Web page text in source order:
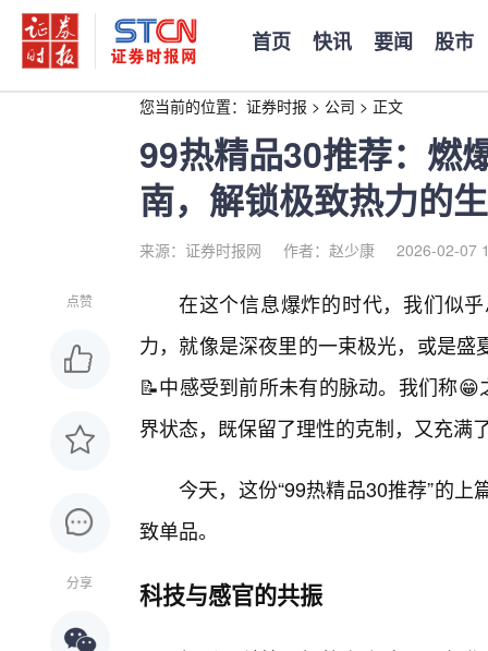
首页 快讯 要闻 股市
您当前的位置： 证券时报 > 公司 > 正文
99热精品30推荐：燃
南，解锁极致热力的
来源：证券时报网 作者：赵少康 2026-02-07
点赞
分享
在这个信息爆炸的时代，我们似
力，就像是深夜里的一束极光，或是
📝中感受到前所未有的脉动。我们称
界状态，既保留了理性的克制，又充满
今天，这份“99热精品30推荐”的
致单品。
科技与感官的共振